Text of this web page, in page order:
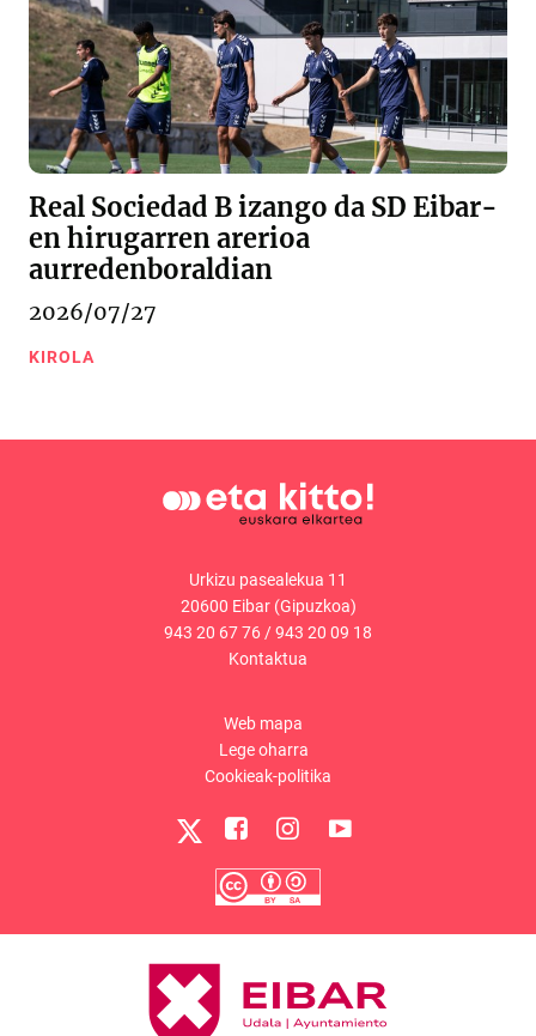
Real Sociedad B izango da SD Eibar-
en hirugarren arerioa
aurredenboraldian
2026/07/27
KIROLA
Urkizu pasealekua 11
20600 Eibar (Gipuzkoa)
943 20 67 76/943 20 09 18
Kontaktua
Web mapa
Lege oharra
Cookieak-politika